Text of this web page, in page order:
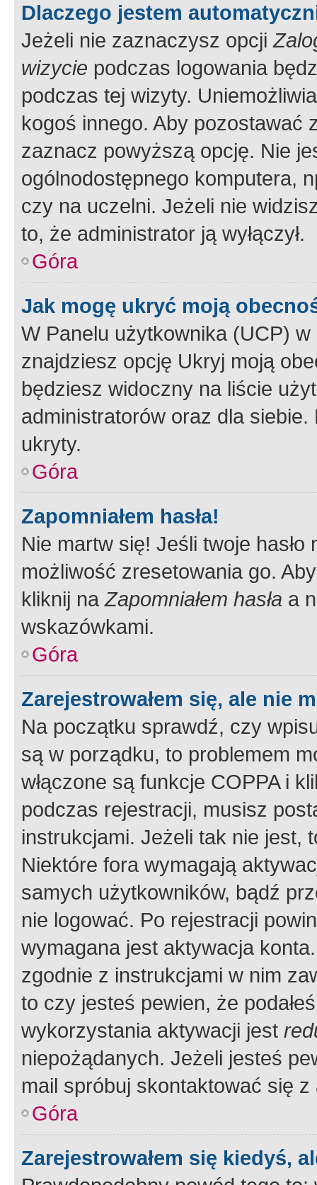
Dlaczego jestem
Jeżeli nie zaznaczysz opcji
wizycie podczas logowania
podczas tej wizyty.
kogoś innego. Aby pozostawać
zaznacz powyższą opcję. Nie
ogólnodostępnego komputera,
czy na uczelni. Jeżeli nie
to, że administrator ją wyłączył.
Góra
Jak mogę ukryć moją
W Panelu użytkownika (UCP) w
znajdziesz opcję Ukryj moją
będziesz widoczny na liście
administratorów oraz dla
ukryty.
Góra
Zapomniałem hasła!
Nie martw się! Jeśli twoje
możliwość zresetowania go.
kliknij naZapomniałem hasła a
wskazówkami.
Góra
Zarejestrowałem się, ale nie
Na początku sprawdź, czy
są w porządku, to problemem
włączone są funkcje COPPA i
podczas rejestracji, musisz
instrukcjami. Jeżeli tak nie jest,
Niektóre fora wymagają
samych użytkowników, bądź
nie logować. Po rejestracji
wymagana jest aktywacja
zgodnie z instrukcjami w nim
to czy jesteś pewien, że
wykorzystania aktywacji jest
niepożądanych. Jeżeli jesteś
mail spróbuj skontaktować się
Góra
Zarejestrowałem się kiedyś,